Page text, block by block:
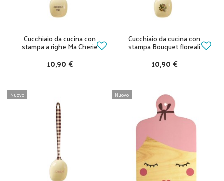
Cucchiaio da cucina con
stampa a righe Ma Cherie
10,90 €
Cucchiaio da cucina con
stampa Bouquet floreali
10,90 €
Nuovo Nuovo